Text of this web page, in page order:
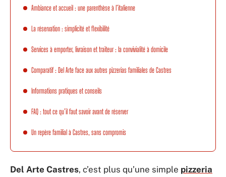
Ambiance et accueil : une parenthèse à l’italienne
La réservation : simplicité et flexibilité
Services à emporter, livraison et traiteur : la convivialité à domicile
Comparatif : Del Arte face aux autres pizzerias familiales de Castres
Informations pratiques et conseils
FAQ : tout ce qu’il faut savoir avant de réserver
Un repère familial à Castres, sans compromis
Del Arte Castres, c’est plus qu’une simple pizzeria